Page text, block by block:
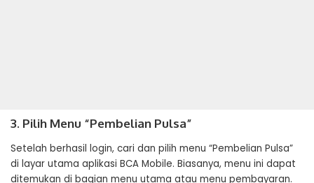
3. Pilih Menu “Pembelian Pulsa”
Setelah berhasil login, cari dan pilih menu “Pembelian Pulsa”
di layar utama aplikasi BCA Mobile. Biasanya, menu ini dapat
ditemukan di bagian menu utama atau menu pembayaran.